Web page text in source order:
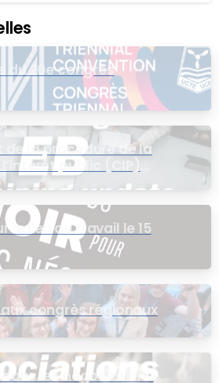
du 20e congrès
de la procédure de la
public (CIP)
le lieu de travail le 15
congrès régionaux
les négociations